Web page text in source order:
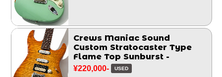
Crews Maniac Sound
Custom Stratocaster Type
Flame Top Sunburst -
¥220,000- USED